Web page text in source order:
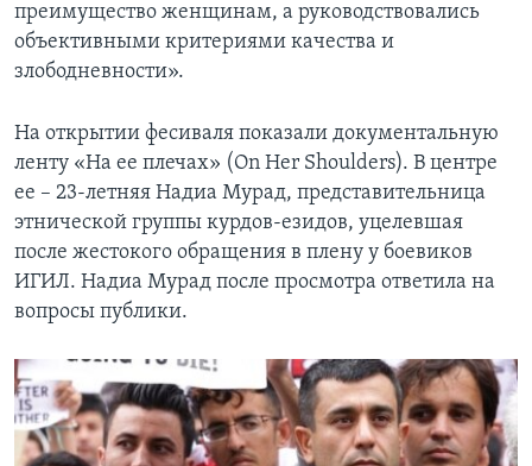
преимущество женщинам, а руководствовались
объективными критериями качества и
злободневности».
На открытии фесиваля показали документальную
ленту «На ее плечах» (On Her Shoulders). В центре
ее – 23-летняя Надиа Мурад, представительница
этнической группы курдов-езидов, уцелевшая
после жестокого обращения в плену у боевиков
ИГИЛ. Надиа Мурад после просмотра ответила на
вопросы публики.